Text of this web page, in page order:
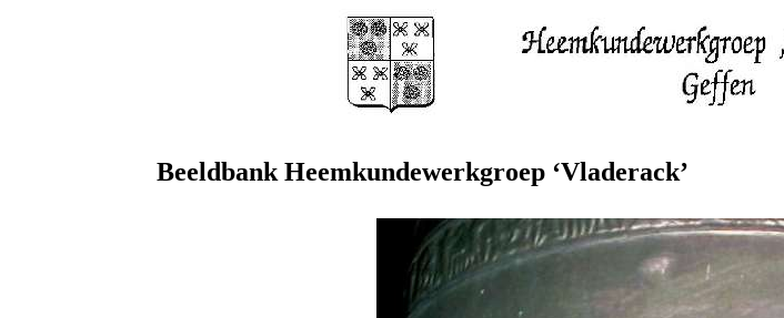
Beeldbank Heemkundewerkgroep ‘Vladerack’